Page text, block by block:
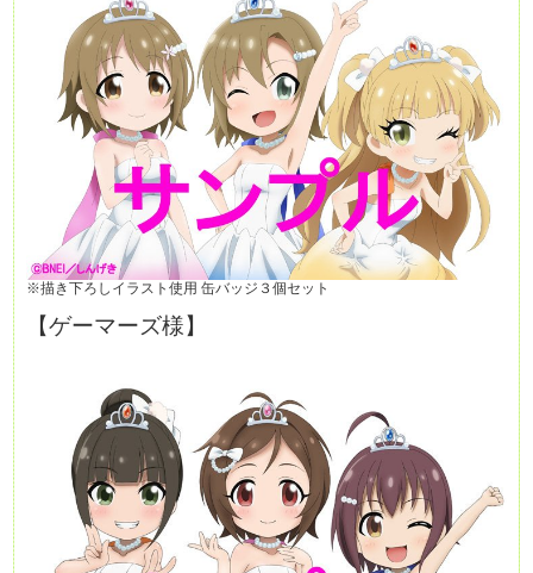
※描き下ろしイラスト使用 缶バッジ３個セット
【ゲーマーズ様】